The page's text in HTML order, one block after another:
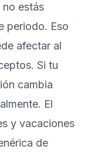
estás
periodo. Eso
afectar al
Si tu
cambia
El
y vacaciones
de